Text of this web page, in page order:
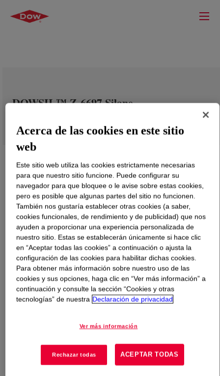
DOWSIL™ Z-6697 Silane
Qué esDOWSIL™ Z-6697 Silane?
Tetraethoxysilane (TEOS, Si(OC2H5)4) - diluent for zinc-
rich primers, additive for other coupling agents and for
the consolidation of construction materials such as
stones in buildings or monuments.
Repelencia al Agua y Protección
Acerca de las cookies en este sitio
web
Este sitio web utiliza las cookies estrictamente necesarias
para que nuestro sitio funcione. Puede configurar su
navegador para que bloquee o le avise sobre estas cookies,
pero es posible que algunas partes del sitio no funcionen.
También nos gustaría establecer otras cookies (a saber,
cookies funcionales, de rendimiento y de publicidad) que nos
ayuden a proporcionar una experiencia personalizada de
nuestro sitio. Estas se establecerán únicamente si hace clic
en “Aceptar todas las cookies” a continuación o ajusta la
configuración de las cookies para habilitar dichas cookies.
Para obtener más información sobre nuestro uso de las
cookies y sus opciones, haga clic en “Ver más información” a
continuación y consulte la sección “Cookies y otras
tecnologías” de nuestra Declaración de privacidad
Ver más información
Rechazar todas ACEPTAR TODAS